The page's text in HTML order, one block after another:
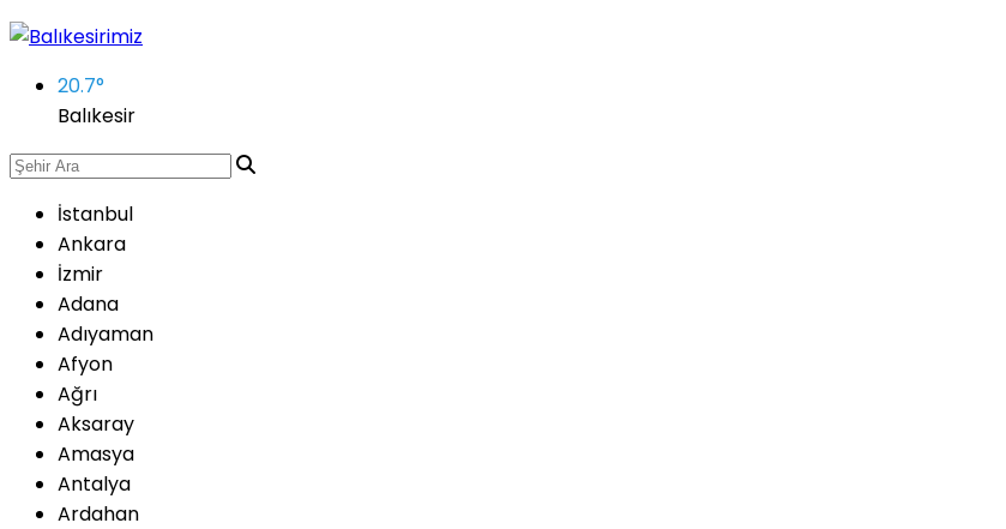
20.7°
Balıkesir
İstanbul
Ankara
İzmir
Adana
Adıyaman
Afyon
Ağrı
Aksaray
Amasya
Antalya
Ardahan